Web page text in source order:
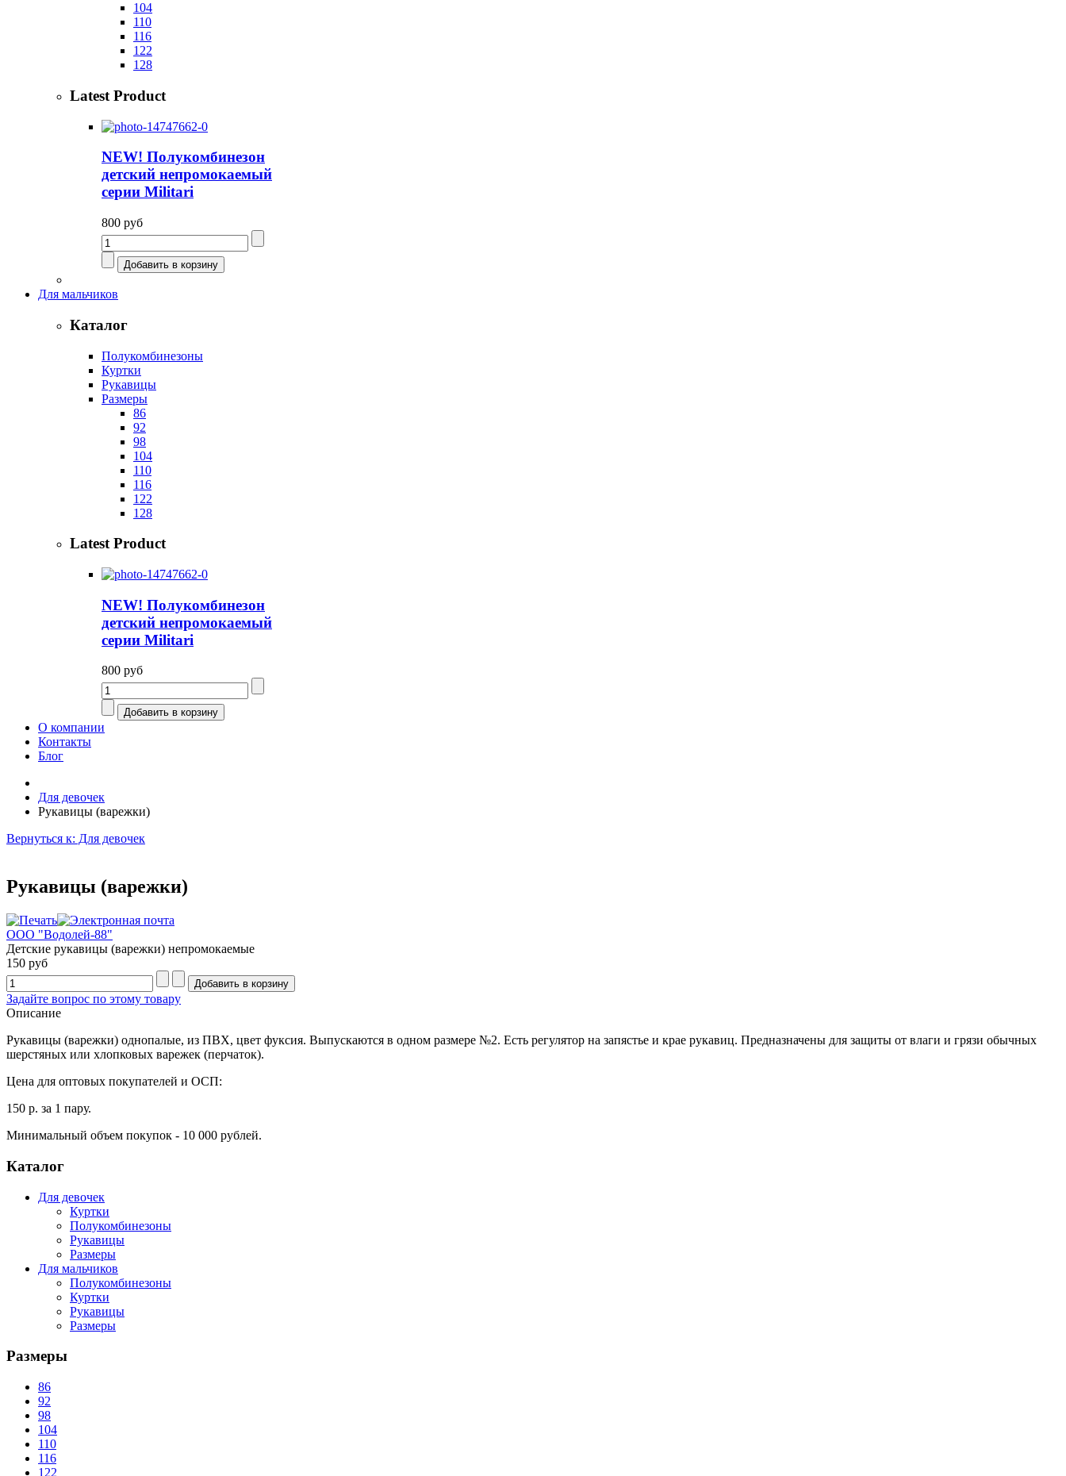
104
110
116
122
128
Latest Product
NEW! Полукомбинезон
детский непромокаемый
серии Militari
800 руб
Для мальчиков
Каталог
Полукомбинезоны
Куртки
Рукавицы
Размеры
86
92
98
104
110
116
122
128
Latest Product
NEW! Полукомбинезон
детский непромокаемый
серии Militari
800 руб
О компании
Контакты
Блог
Для девочек
Рукавицы (варежки)
Вернуться к: Для девочек
Рукавицы (варежки)
ООО "Водолей-88"
Детские рукавицы (варежки) непромокаемые
150 руб
Задайте вопрос по этому товару
Описание
Рукавицы (варежки) однопалые, из ПВХ, цвет фуксия. Выпускаются в одном размере №2. Есть регулятор на запястье и крае рукавиц. Предназначены для защиты от влаги и грязи обычных
шерстяных или хлопковых варежек (перчаток).
Цена для оптовых покупателей и ОСП:
150 р. за 1 пару.
Минимальный объем покупок - 10 000 рублей.
Каталог
Для девочек
Куртки
Полукомбинезоны
Рукавицы
Размеры
Для мальчиков
Полукомбинезоны
Куртки
Рукавицы
Размеры
Размеры
86
92
98
104
110
116
122